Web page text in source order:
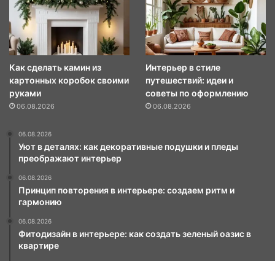
Как сделать камин из
картонных коробок своими
руками
06.08.2026
Интерьер в стиле
путешествий: идеи и
советы по оформлению
06.08.2026
06.08.2026
Уют в деталях: как декоративные подушки и пледы
преображают интерьер
06.08.2026
Принцип повторения в интерьере: создаем ритм и
гармонию
06.08.2026
Фитодизайн в интерьере: как создать зеленый оазис в
квартире